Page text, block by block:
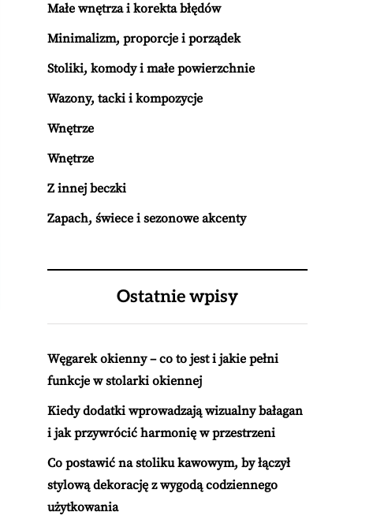
Małe wnętrza i korekta błędów
Minimalizm, proporcje i porządek
Stoliki, komody i małe powierzchnie
Wazony, tacki i kompozycje
Wnętrze
Wnętrze
Z innej beczki
Zapach, świece i sezonowe akcenty
Ostatnie wpisy
Węgarek okienny – co to jest i jakie pełni
funkcje w stolarki okiennej
Kiedy dodatki wprowadzają wizualny bałagan
i jak przywrócić harmonię w przestrzeni
Co postawić na stoliku kawowym, by łączył
stylową dekorację z wygodą codziennego
użytkowania